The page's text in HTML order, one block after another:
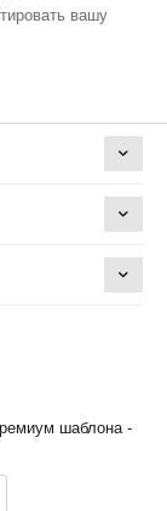
вашу
шаблона -